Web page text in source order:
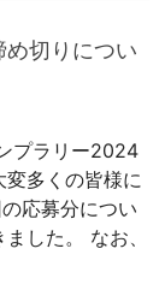
切りについ
プラリー2024
多くの皆様に
応募分につい
した。 なお、